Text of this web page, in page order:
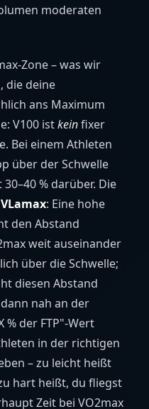
moderaten
Zone – was wir
die deine
ans Maximum
V100 istkeinfixer
Bei einem Athleten
über der Schwelle
% darüber. Die
VLamax: Eine hohe
den Abstand
weit auseinander
über die Schwelle;
diesen Abstand
nah an der
% der FTP"-Wert
in der richtigen
– zu leicht heißt
hart heißt, du fliegst
Zeit bei VO2max